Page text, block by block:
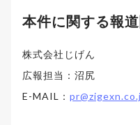
本件に関する報
株式会社じげん
広報担当：沼尻
E-MAIL：